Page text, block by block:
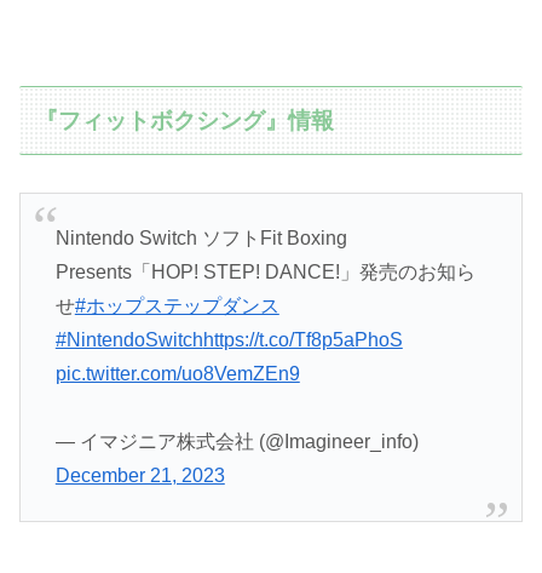
『フィットボクシング』情報
Nintendo Switch ソフトFit Boxing
Presents「HOP! STEP! DANCE!」発売のお知ら
せ#ホップステップダンス
#NintendoSwitchhttps://t.co/Tf8p5aPhoS
pic.twitter.com/uo8VemZEn9
— イマジニア株式会社 (@Imagineer_info)
December 21, 2023